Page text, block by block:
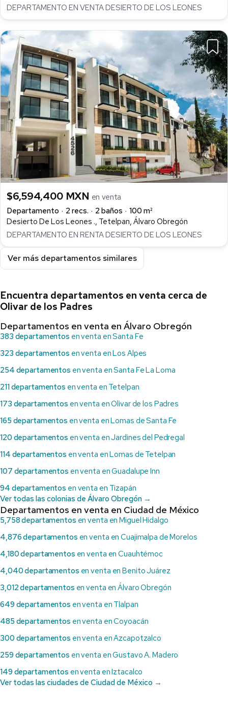
DEPARTAMENTO EN VENTA DESIERTO DE LOS LEONES
$6,594,400 MXN en venta
Departamento
2 recs. 2 baños
100 m²
Desierto De Los Leones ., Tetelpan, Álvaro Obregón
DEPARTAMENTO EN RENTA DESIERTO DE LOS LEONES
Ver más departamentos similares
Encuentra departamentos en venta cerca de
Olivar de los Padres
Departamentos en venta en Álvaro Obregón
383 departamentos en venta en Santa Fe
323 departamentos en venta en Los Alpes
254 departamentos en venta en Santa Fe La Loma
211 departamentos en venta en Tetelpan
173 departamentos en venta en Olivar de los Padres
165 departamentos en venta en Lomas de Santa Fe
120 departamentos en venta en Jardines del Pedregal
114 departamentos en venta en Lomas de Tetelpan
107 departamentos en venta en Guadalupe Inn
94 departamentos en venta en Tizapán
Ver todas las colonias de Álvaro Obregón →
Departamentos en venta en Ciudad de México
5,758 departamentos en venta en Miguel Hidalgo
4,876 departamentos en venta en Cuajimalpa de Morelos
4,180 departamentos en venta en Cuauhtémoc
4,040 departamentos en venta en Benito Juárez
3,012 departamentos en venta en Álvaro Obregón
649 departamentos en venta en Tlalpan
485 departamentos en venta en Coyoacán
300 departamentos en venta en Azcapotzalco
259 departamentos en venta en Gustavo A. Madero
149 departamentos en venta en Iztacalco
Ver todas las ciudades de Ciudad de México →